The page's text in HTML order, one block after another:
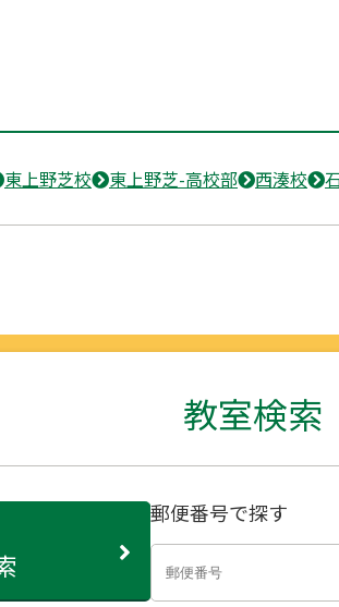
東上野芝校 東上野芝-高校部 西湊校
教室検索
郵便番号で探す